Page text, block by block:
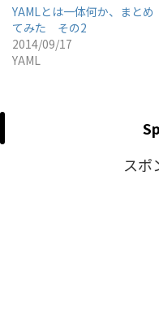
YAMLとは一体何か、まとめ
てみた その2
2014/09/17
YAML
スポ